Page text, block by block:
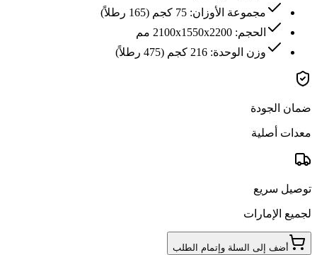
مجموعة الأوزان: 75 كجم (165 رطلاً)
الحجم: 2100x1550x2200 مم
وزن الوحدة: 216 كجم (475 رطلاً)
ضمان الجودة
معدات أصلية
توصيل سريع
لجميع الإمارات
أضف إلى السلة وإتمام الطلب